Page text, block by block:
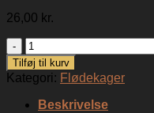
26,00 kr.
Medalje
antal
Tilføj til kurv
Kategori: Flødekager
Beskrivelse